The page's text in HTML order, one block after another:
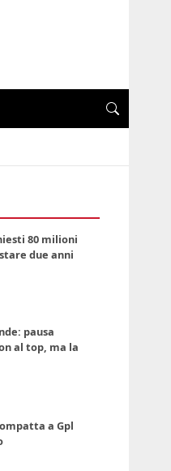
80 milioni
due anni
pausa
al top, ma la
a Gpl